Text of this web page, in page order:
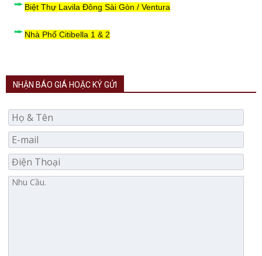
Biệt Thự Lavila Đông Sài Gòn / Ventura
Nhà Phố Citibella 1 & 2
NHẬN BÁO GIÁ HOẶC KÝ GỬI